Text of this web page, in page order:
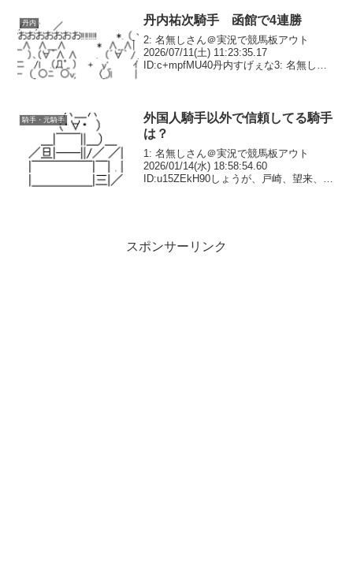
丹内 丹内祐次騎手 函館で4連勝
2: 名無しさん＠実況で競馬板アウト
2026/07/11(土) 11:23:35.17
ID:c+mpfMU40丹内すげぇな3: 名無しさ
騎手・元騎手
外国人騎手以外で信頼してる騎手
は？
1: 名無しさん＠実況で競馬板アウト
2026/01/14(水) 18:58:54.60
ID:u15ZEkH90しょうが、戸崎、望来、た
スポンサーリンク